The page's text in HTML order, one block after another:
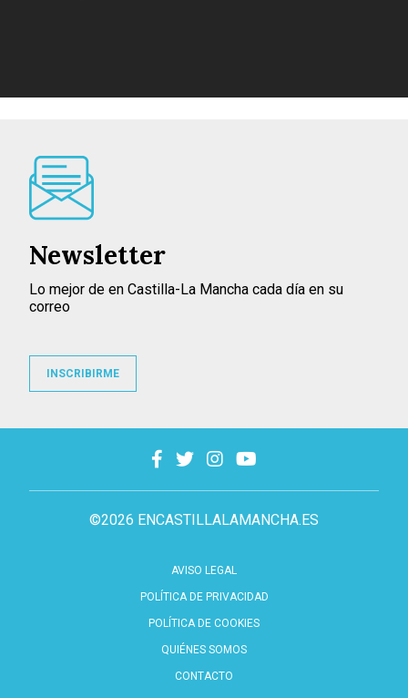
©2026 ENCASTILLALAMANCHA.ES
AVISO LEGAL
POLÍTICA DE PRIVACIDAD
POLÍTICA DE COOKIES
QUIÉNES SOMOS
CONTACTO
Newsletter
Lo mejor de en Castilla-La Mancha cada día en su
correo
INSCRIBIRME